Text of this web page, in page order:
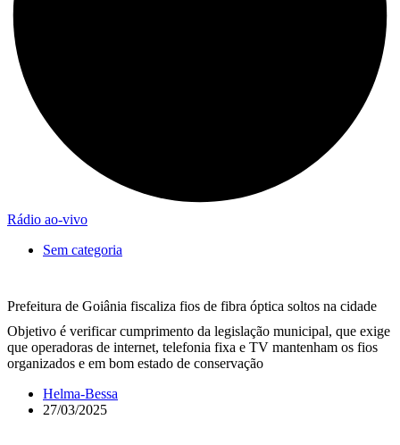
Rádio ao-vivo
Sem categoria
Prefeitura de Goiânia fiscaliza fios de fibra óptica soltos na cidade
Objetivo é verificar cumprimento da legislação municipal, que exige
que operadoras de internet, telefonia fixa e TV mantenham os fios
organizados e em bom estado de conservação
Helma-Bessa
27/03/2025